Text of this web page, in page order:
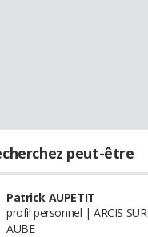
peut-être
Patrick AUPETIT
profil personnel | ARCIS SUR
AUBE